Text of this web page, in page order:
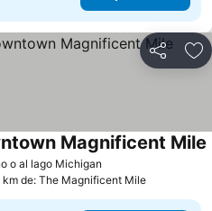
Compartir
o al lago Michigan
Magnificent Mile
km de: The Magnificent Mile